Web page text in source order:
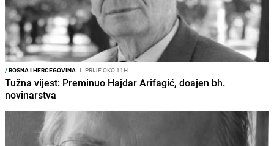
/BOSNA I HERCEGOVINA I PRIJE OKO 11H
Tužna vijest: Preminuo Hajdar Arifagić, doajen bh.
novinarstva